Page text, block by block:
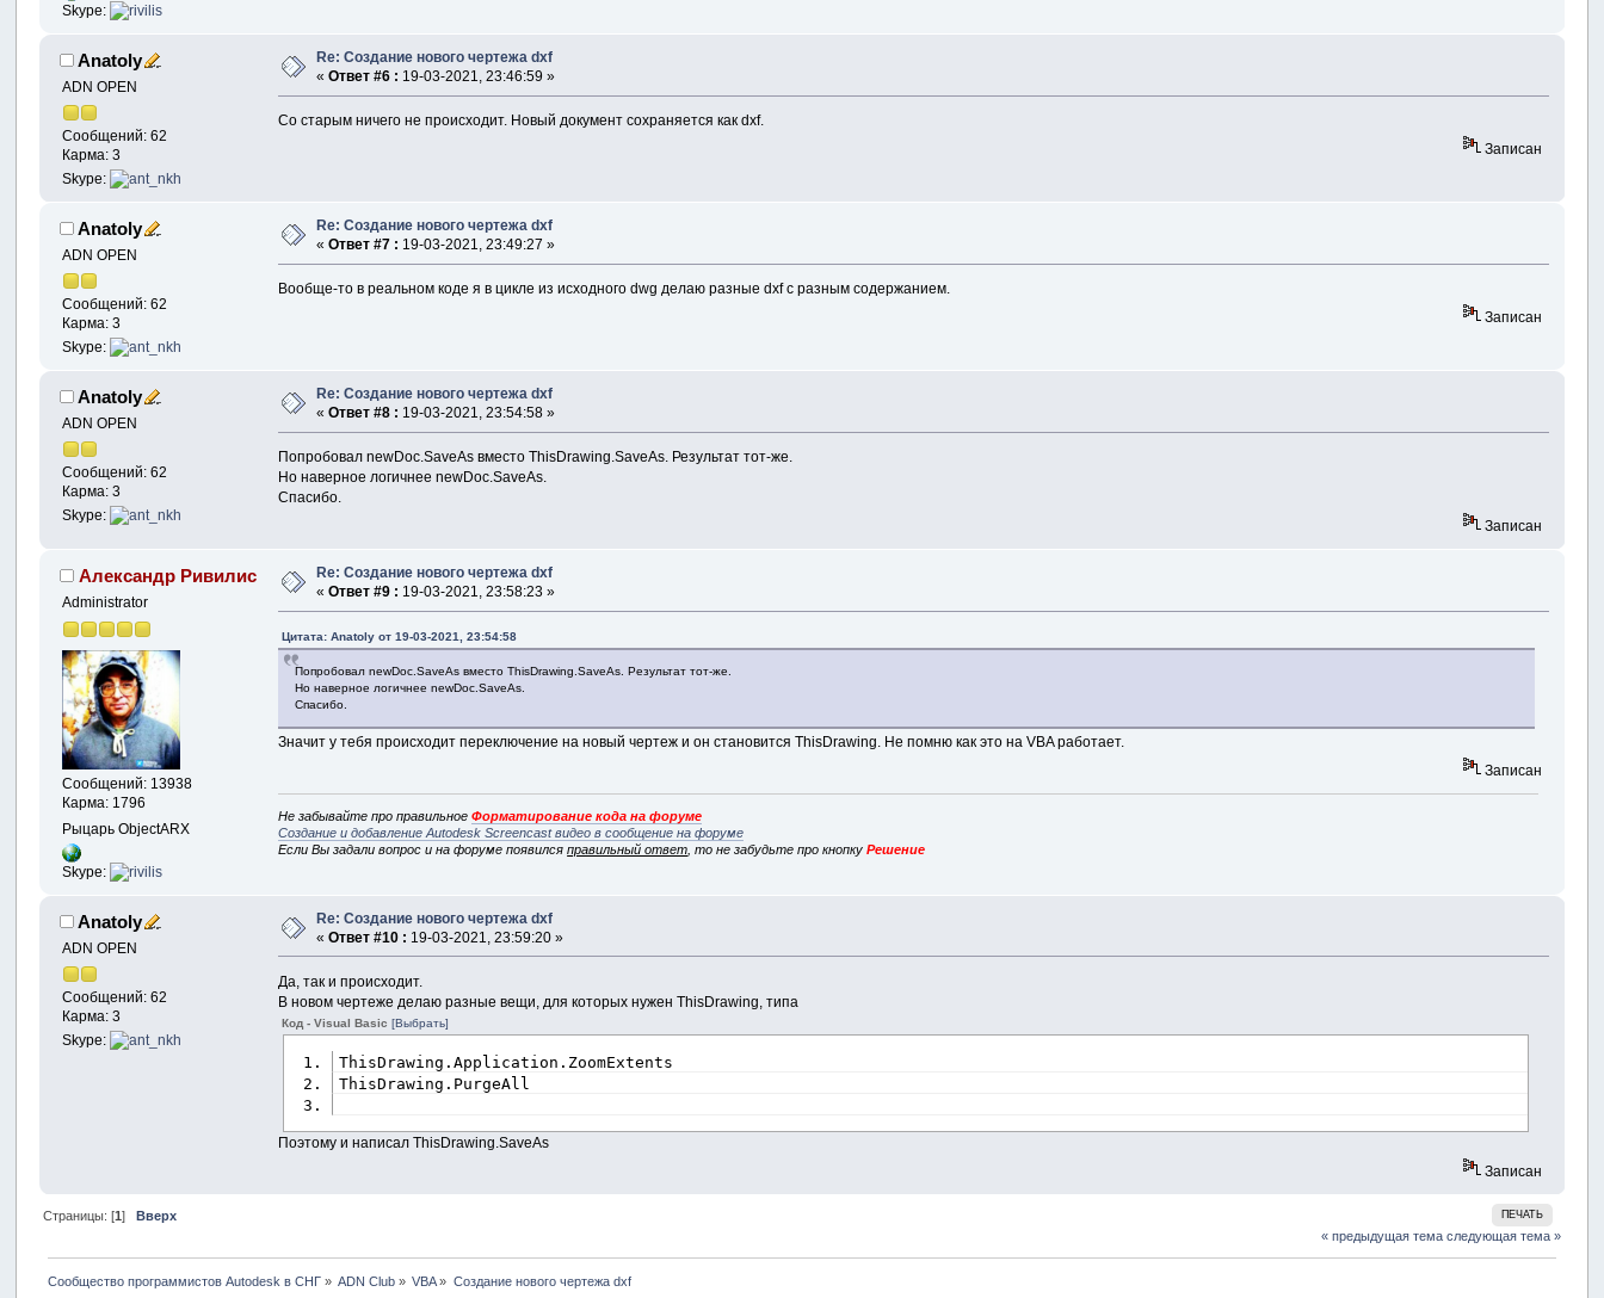
Skype:
Anatoly
ADN OPEN
Сообщений: 62
Карма: 3
Skype:
Re: Создание нового чертежа dxf
«Ответ #6 : 19-03-2021, 23:46:59 »
Со старым ничего не происходит. Новый документ сохраняется как dxf.
Записан
Anatoly
ADN OPEN
Сообщений: 62
Карма: 3
Skype:
Re: Создание нового чертежа dxf
«Ответ #7 : 19-03-2021, 23:49:27 »
Вообще-то в реальном коде я в цикле из исходного dwg делаю разные dxf с разным содержанием.
Записан
Anatoly
ADN OPEN
Сообщений: 62
Карма: 3
Skype:
Re: Создание нового чертежа dxf
«Ответ #8 : 19-03-2021, 23:54:58 »
Попробовал newDoc.SaveAs вместо ThisDrawing.SaveAs. Результат тот-же.
Но наверное логичнее newDoc.SaveAs.
Спасибо.
Записан
Александр Ривилис
Administrator
Сообщений: 13938
Карма: 1796
Рыцарь ObjectARX
Skype:
Re: Создание нового чертежа dxf
«Ответ #9 : 19-03-2021, 23:58:23 »
Цитата: Anatoly от 19-03-2021, 23:54:58
Попробовал newDoc.SaveAs вместо ThisDrawing.SaveAs. Результат тот-же.
Но наверное логичнее newDoc.SaveAs.
Спасибо.
Значит у тебя происходит переключение на новый чертеж и он становится ThisDrawing. Не помню как это на VBA работает.
Записан
Не забывайте про правильноеФорматирование кода на форуме
Создание и добавление Autodesk Screencast видео в сообщение на форуме
Если Вы задали вопрос и на форуме появилсяправильный ответ , то не забудьте про кнопкуРешение
Anatoly
ADN OPEN
Сообщений: 62
Карма: 3
Skype:
Re: Создание нового чертежа dxf
«Ответ #10 : 19-03-2021, 23:59:20 »
Да, так и происходит.
В новом чертеже делаю разные вещи, для которых нужен ThisDrawing, типа
Код - Visual Basic[Выбрать]
ThisDrawing.Application.ZoomExtents
ThisDrawing.PurgeAll
Поэтому и написал ThisDrawing.SaveAs
Записан
ПЕЧАТЬ
Страницы: [1] Вверх
« предыдущая тема следующая тема »
Сообщество программистов Autodesk в СНГ» ADN Club » VBA» Создание нового чертежа dxf